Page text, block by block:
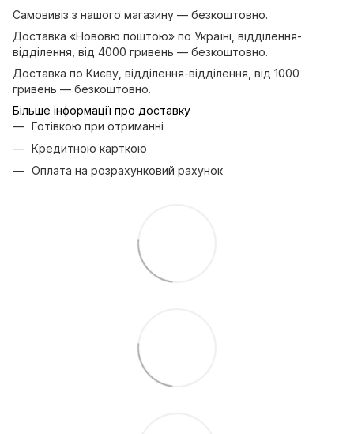
Самовивіз з нашого магазину — безкоштовно.
Доставка «Нововю поштою» по Україні, відділення-
відділення, від 4000 гривень — безкоштовно.
Доставка по Києву, відділення-відділення, від 1000
гривень — безкоштовно.
Більше інформації про доставку
Готівкою при отриманні
Кредитною карткою
Оплата на розрахунковий рахунок